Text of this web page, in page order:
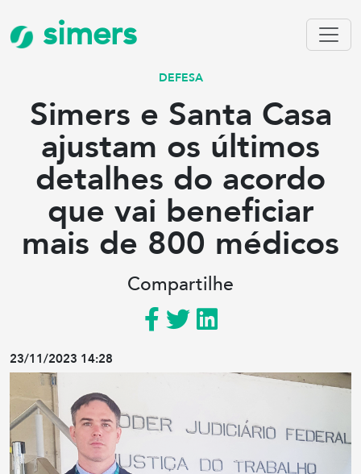
simers
DEFESA
Simers e Santa Casa
ajustam os últimos
detalhes do acordo
que vai beneficiar
mais de 800 médicos
Compartilhe
23/11/2023 14:28